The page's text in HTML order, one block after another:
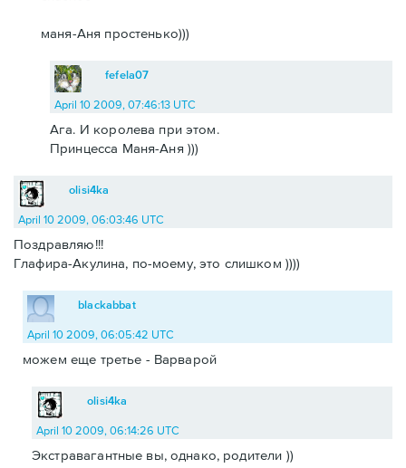
маня-Аня простенько)))
fefela07
April 10 2009, 07:46:13 UTC
Ага. И королева при этом.
Принцесса Маня-Аня )))
olisi4ka
April 10 2009, 06:03:46 UTC
Поздравляю!!!
Глафира-Акулина, по-моему, это слишком ))))
blackabbat
April 10 2009, 06:05:42 UTC
можем еще третье - Варварой
olisi4ka
April 10 2009, 06:14:26 UTC
Экстравагантные вы, однако, родители ))